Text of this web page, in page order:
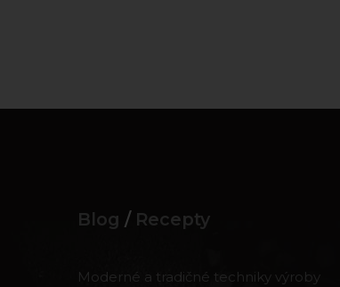
Blog / Recepty
Moderné a tradičné techniky výroby